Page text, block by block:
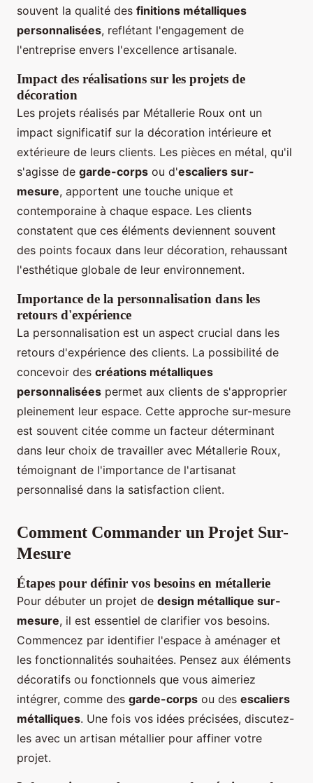
souvent la qualité des finitions métalliques
personnalisées, reflétant l'engagement de
l'entreprise envers l'excellence artisanale.
Impact des réalisations sur les projets de
décoration
Les projets réalisés par Métallerie Roux ont un
impact significatif sur la décoration intérieure et
extérieure de leurs clients. Les pièces en métal, qu'il
s'agisse de garde-corps ou d'escaliers sur-
mesure, apportent une touche unique et
contemporaine à chaque espace. Les clients
constatent que ces éléments deviennent souvent
des points focaux dans leur décoration, rehaussant
l'esthétique globale de leur environnement.
Importance de la personnalisation dans les
retours d'expérience
La personnalisation est un aspect crucial dans les
retours d'expérience des clients. La possibilité de
concevoir des créations métalliques
personnalisées permet aux clients de s'approprier
pleinement leur espace. Cette approche sur-mesure
est souvent citée comme un facteur déterminant
dans leur choix de travailler avec Métallerie Roux,
témoignant de l'importance de l'artisanat
personnalisé dans la satisfaction client.
Comment Commander un Projet Sur-
Mesure
Étapes pour définir vos besoins en métallerie
Pour débuter un projet de design métallique sur-
mesure, il est essentiel de clarifier vos besoins.
Commencez par identifier l'espace à aménager et
les fonctionnalités souhaitées. Pensez aux éléments
décoratifs ou fonctionnels que vous aimeriez
intégrer, comme des garde-corps ou des escaliers
métalliques. Une fois vos idées précisées, discutez-
les avec un artisan métallier pour affiner votre
projet.